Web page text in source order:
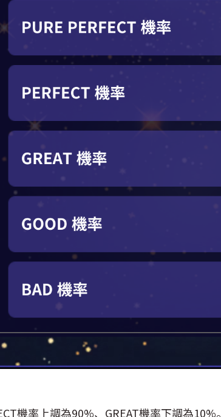
機率上調為90%、GREAT機率下調為10%。